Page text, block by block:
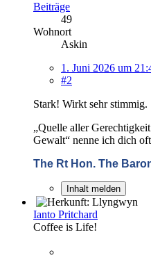
Beiträge
49
Wohnort
Askin
1. Juni 2026 um
#2
Stark! Wirkt sehr stimmig.
„Quelle aller
Gewalt“ nenne ich dich
The Rt Hon. The
Inhalt melden
Ianto Pritchard
Coffee is Life!